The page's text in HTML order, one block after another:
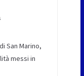
San Marino,
messi in